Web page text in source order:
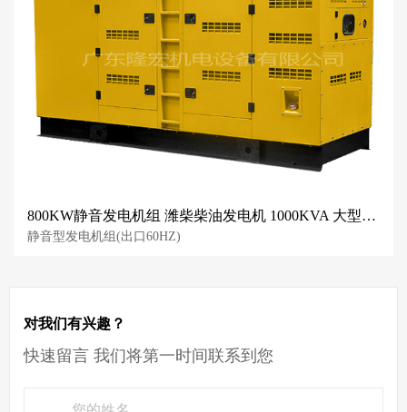
800KW静音发电机组 潍柴柴油发电机 1000KVA 大型低噪音发电机
静音型发电机组(出口60HZ)
对我们有兴趣？
快速留言 我们将第一时间联系到您